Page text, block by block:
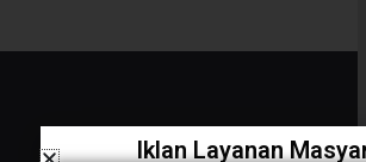
Iklan Layanan